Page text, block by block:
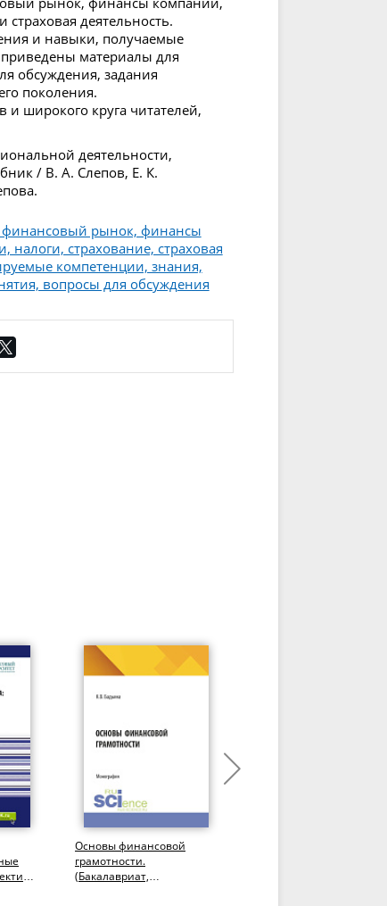
деятельность.
и навыки, получаемые
приведены материалы для
обсуждения, задания
поколения.
и широкого круга читателей,
деятельности,
/ В. А. Слепов, Е. К.
финансовый рынок, финансы
страхование, страховая
компетенции, знания,
вопросы для обсуждения
Основы финансовой
грамотности.
(Бакалавриат,